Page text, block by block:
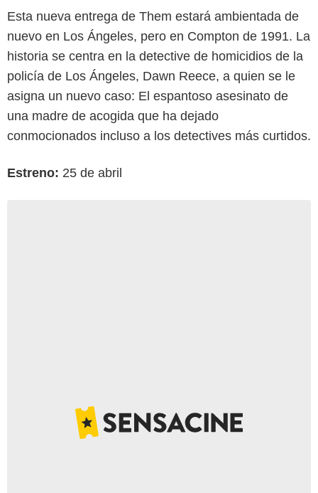
Esta nueva entrega de Them estará ambientada de
nuevo en Los Ángeles, pero en Compton de 1991. La
historia se centra en la detective de homicidios de la
policía de Los Ángeles, Dawn Reece, a quien se le
asigna un nuevo caso: El espantoso asesinato de
una madre de acogida que ha dejado
conmocionados incluso a los detectives más curtidos.
Estreno: 25 de abril